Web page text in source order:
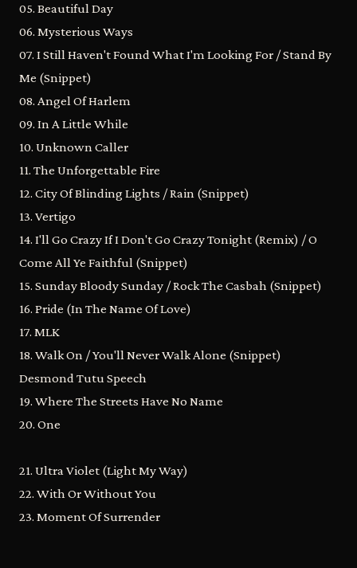
05. Beautiful Day
06. Mysterious Ways
07. I Still Haven't Found What I'm Looking For / Stand By
Me (Snippet)
08. Angel Of Harlem
09. In A Little While
10. Unknown Caller
11. The Unforgettable Fire
12. City Of Blinding Lights / Rain (Snippet)
13. Vertigo
14. I'll Go Crazy If I Don't Go Crazy Tonight (Remix) / O
Come All Ye Faithful (Snippet)
15. Sunday Bloody Sunday / Rock The Casbah (Snippet)
16. Pride (In The Name Of Love)
17. MLK
18. Walk On / You'll Never Walk Alone (Snippet)
Desmond Tutu Speech
19. Where The Streets Have No Name
20. One
21. Ultra Violet (Light My Way)
22. With Or Without You
23. Moment Of Surrender